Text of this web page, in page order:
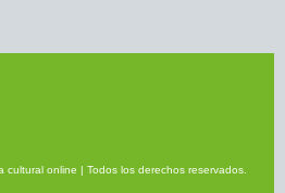
cultural online | Todos los derechos reservados.